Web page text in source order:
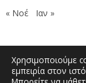
« Νοέ Ιαν »
Χρησιμοποιούμε
εμπειρία στον